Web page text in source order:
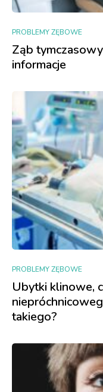
PROBLEMY ZĘBOWE
Ząb
informacje
PROBLEMY ZĘBOWE
Ubytki klinowe,
takiego?